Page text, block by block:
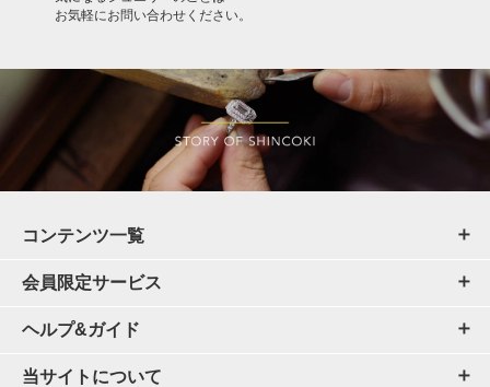
お気軽にお問い合わせください。
コンテンツ一覧
会員限定サービス
ヘルプ&ガイド
当サイトについて